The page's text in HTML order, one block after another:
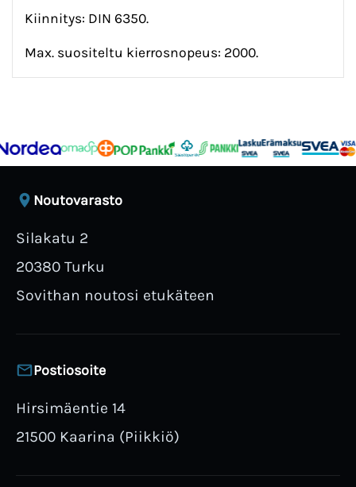
Kiinnitys: DIN 6350.
Max. suositeltu kierrosnopeus: 2000.
Noutovarasto
Silakatu 2
20380 Turku
Sovithan noutosi etukäteen
Postiosoite
Hirsimäentie 14
21500 Kaarina (Piikkiö)